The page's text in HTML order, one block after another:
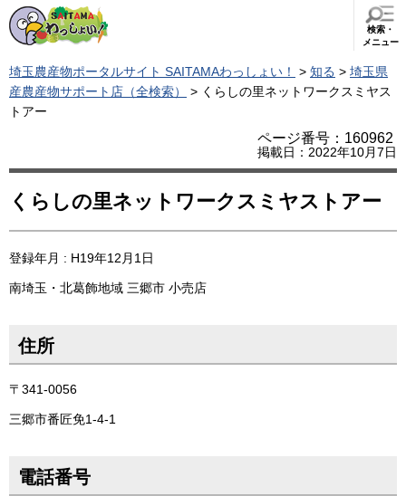
検索・
メニュー
埼玉農産物ポータルサイト SAITAMAわっしょい！ > 知る > 埼玉県
産農産物サポート店（全検索）
> くらしの里ネットワークスミヤス
トアー
ページ番号：160962
掲載日：2022年10月7日
くらしの里ネットワークスミヤストアー
登録年月 : H19年12月1日
南埼玉・北葛飾地域 三郷市 小売店
住所
〒341-0056
三郷市番匠免1-4-1
電話番号